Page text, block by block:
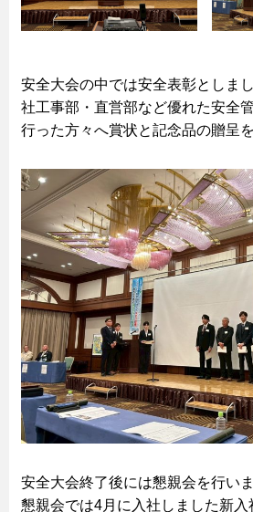
安全大会の中では安全表彰としま
社工事部・直営部など優れた安全
行った方々へ賞状と記念品の贈呈
安全大会終了後には懇親会を行いま
懇親会では4月に入社しました新